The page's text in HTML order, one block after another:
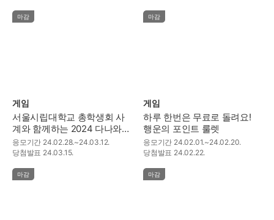
마감
게임
서울시립대학교 총학생회 사
계와 함께하는 2024 다나와
아카데미 페스티벌
응모기간 24.02.28.~24.03.12.
당첨발표 24.03.15.
마감
게임
하루 한번은 무료로 돌려요!
행운의 포인트 룰렛
응모기간 24.02.01.~24.02.20.
당첨발표 24.02.22.
마감 마감